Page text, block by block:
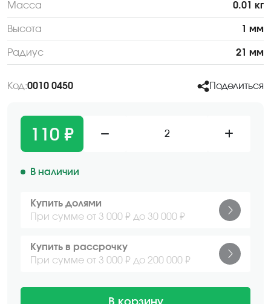
Масса 0.01 кг
Высота 1 мм
Радиус 21 мм
Код:0010 0450 Поделиться
110 ₽ 2
В наличии
Купить долями
При сумме от 3 000 ₽ до 30 000 ₽
Купить в рассрочку
При сумме от 3 000 ₽ до 200 000 ₽